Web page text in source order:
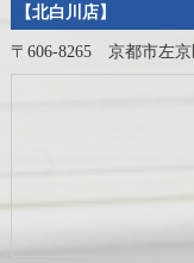
【北白川店】
〒606-8265 京都市左